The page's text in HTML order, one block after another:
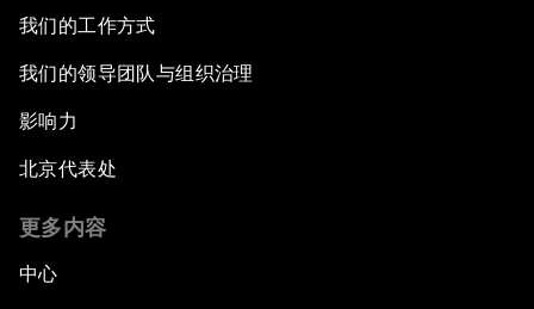
我们的工作方式
我们的领导团队与组织治理
影响力
北京代表处
更多内容
中心